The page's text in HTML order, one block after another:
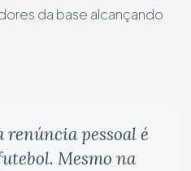
da base alcançando
renúncia pessoal é
Mesmo na